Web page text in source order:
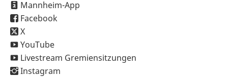
Mannheim-App
Facebook
X
YouTube
Livestream Gremiensitzungen
Instagram